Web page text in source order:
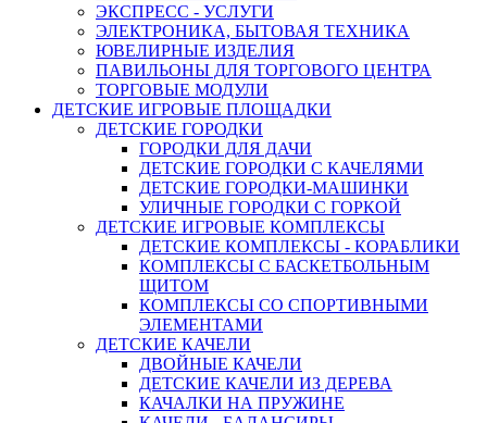
ЭКСПРЕСС - УСЛУГИ
ЭЛЕКТРОНИКА, БЫТОВАЯ ТЕХНИКА
ЮВЕЛИРНЫЕ ИЗДЕЛИЯ
ПАВИЛЬОНЫ ДЛЯ ТОРГОВОГО ЦЕНТРА
ТОРГОВЫЕ МОДУЛИ
ДЕТСКИЕ ИГРОВЫЕ ПЛОЩАДКИ
ДЕТСКИЕ ГОРОДКИ
ГОРОДКИ ДЛЯ ДАЧИ
ДЕТСКИЕ ГОРОДКИ С КАЧЕЛЯМИ
ДЕТСКИЕ ГОРОДКИ-МАШИНКИ
УЛИЧНЫЕ ГОРОДКИ С ГОРКОЙ
ДЕТСКИЕ ИГРОВЫЕ КОМПЛЕКСЫ
ДЕТСКИЕ КОМПЛЕКСЫ - КОРАБЛИКИ
КОМПЛЕКСЫ С БАСКЕТБОЛЬНЫМ
ЩИТОМ
КОМПЛЕКСЫ СО СПОРТИВНЫМИ
ЭЛЕМЕНТАМИ
ДЕТСКИЕ КАЧЕЛИ
ДВОЙНЫЕ КАЧЕЛИ
ДЕТСКИЕ КАЧЕЛИ ИЗ ДЕРЕВА
КАЧАЛКИ НА ПРУЖИНЕ